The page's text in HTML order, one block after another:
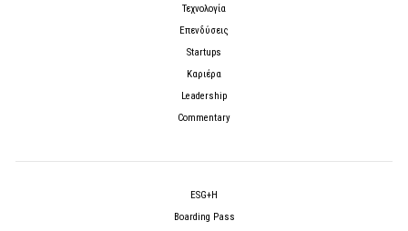
Τεχνολογία
Επενδύσεις
Startups
Καριέρα
Leadership
Commentary
ESG+H
Boarding Pass